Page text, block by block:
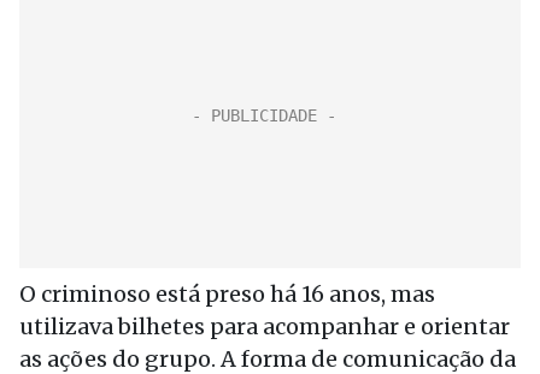
O criminoso está preso há 16 anos, mas
utilizava bilhetes para acompanhar e orientar
as ações do grupo. A forma de comunicação da